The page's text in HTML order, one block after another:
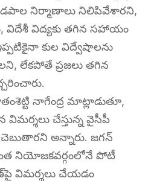
నిర్మాణాలు నిలిపివేశారని,
విదేశీ విద్యకు తగిన సహాయం
కుల విద్వేషాలను
లేకపోతే ప్రజలు తగిన
నాగేంద్ర మాట్లాడుతూ,
చేస్తున్న వైసీపీ
అన్నారు. జగన్
నియోజకవర్గంలోనే పోటీ
విమర్శలు చేయడం